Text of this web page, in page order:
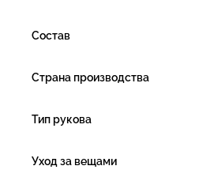
Состав
Страна производства
Тип рукова
Уход за вещами